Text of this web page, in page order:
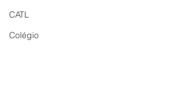
CATL
Colégio